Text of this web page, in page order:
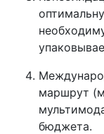
маршрут
бюджета.